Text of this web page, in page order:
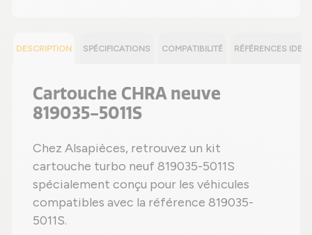
DESCRIPTION SPÉCIFICATIONS COMPATIBILITÉ RÉFÉRENCES
Cartouche CHRA neuve
819035-5011S
Chez Alsapièces, retrouvez un kit
cartouche turbo neuf 819035-5011S
spécialement conçu pour les véhicules
compatibles avec la référence 819035-
5011S.